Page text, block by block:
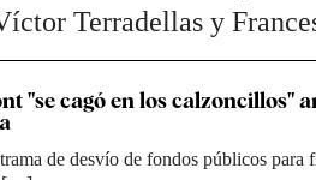
Terradellas y
"se cagó en los calzoncillos"
de desvío de fondos públicos para